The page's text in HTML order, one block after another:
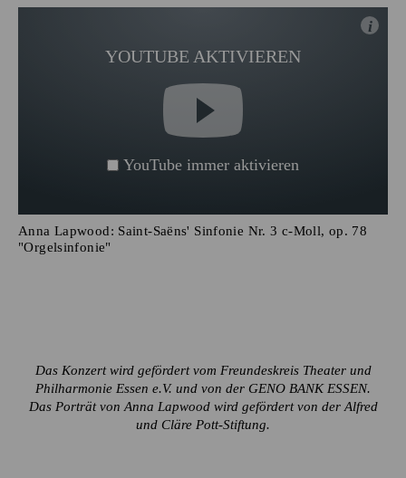
YOUTUBE AKTIVIEREN
i
YouTube immer aktivieren
Anna Lapwood: Saint-Saëns' Sinfonie Nr. 3 c-Moll, op. 78
"Orgelsinfonie"
Das Konzert wird gefördert vom Freundeskreis Theater und
Philharmonie Essen e.V. und von der GENO BANK ESSEN.
Das Porträt von Anna Lapwood wird gefördert von der Alfred
und Cläre Pott-Stiftung.